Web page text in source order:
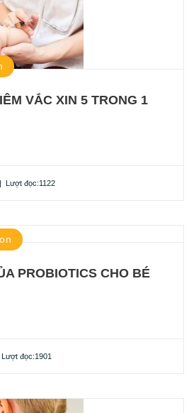
VẮC XIN 5 TRONG 1
| Lượt đọc:1122
PROBIOTICS CHO BÉ
Lượt đọc:1901